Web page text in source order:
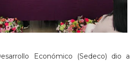
Económico (Sedeco) dio a